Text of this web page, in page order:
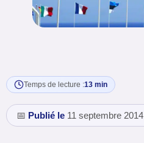
Temps de lecture :13 min
📅 Publié le 11 septembre 2014